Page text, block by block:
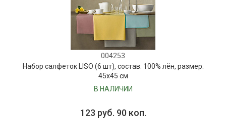
004253
Набор салфеток LISO (6 шт), состав: 100% лён, размер:
45х45 см
В НАЛИЧИИ
123 руб. 90 коп.